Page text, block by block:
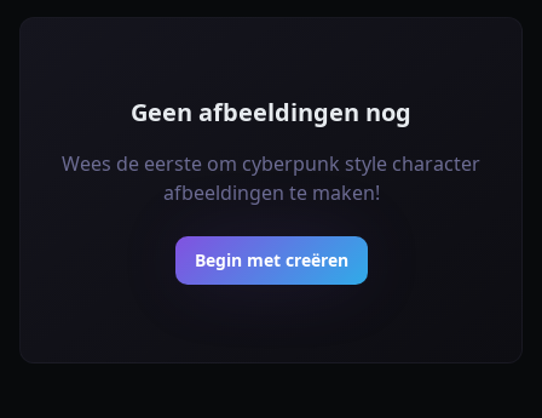
Geen afbeeldingen nog
Wees de eerste om cyberpunk style character
afbeeldingen te maken!
Begin met creëren